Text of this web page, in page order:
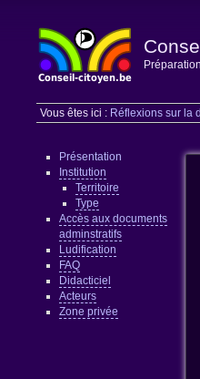
Vous êtes ici : Réflexions sur la
Présentation
Institution
Territoire
Type
Accès aux documents
adminstratifs
Ludification
FAQ
Didacticiel
Acteurs
Zone privée